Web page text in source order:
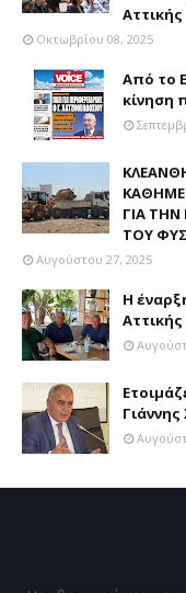
Αττικής
Οκτωβρίου 08, 2025
Από το
κίνηση
ΓΙΑ
ΤΟΥ
Αυγούστου 27, 2025
Η